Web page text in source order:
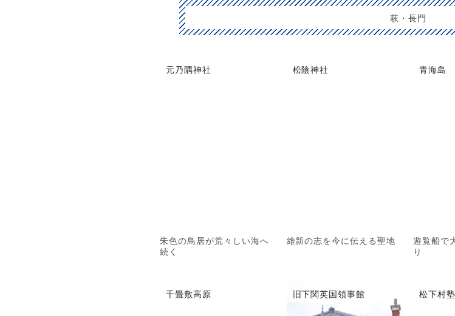
萩・長門
元乃隅神社
朱色の鳥居が荒々しい海へ
続く
松陰神社
維新の志を今に伝える聖地
青海島
遊覧船で
り
千畳敷高原 旧下関英国領事館 松下村塾